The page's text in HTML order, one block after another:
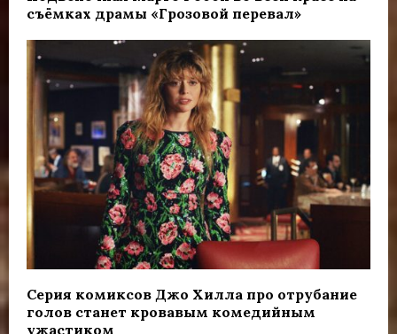
съёмках драмы «Грозовой перевал»
Серия комиксов Джо Хилла про отрубание
голов станет кровавым комедийным
ужастиком